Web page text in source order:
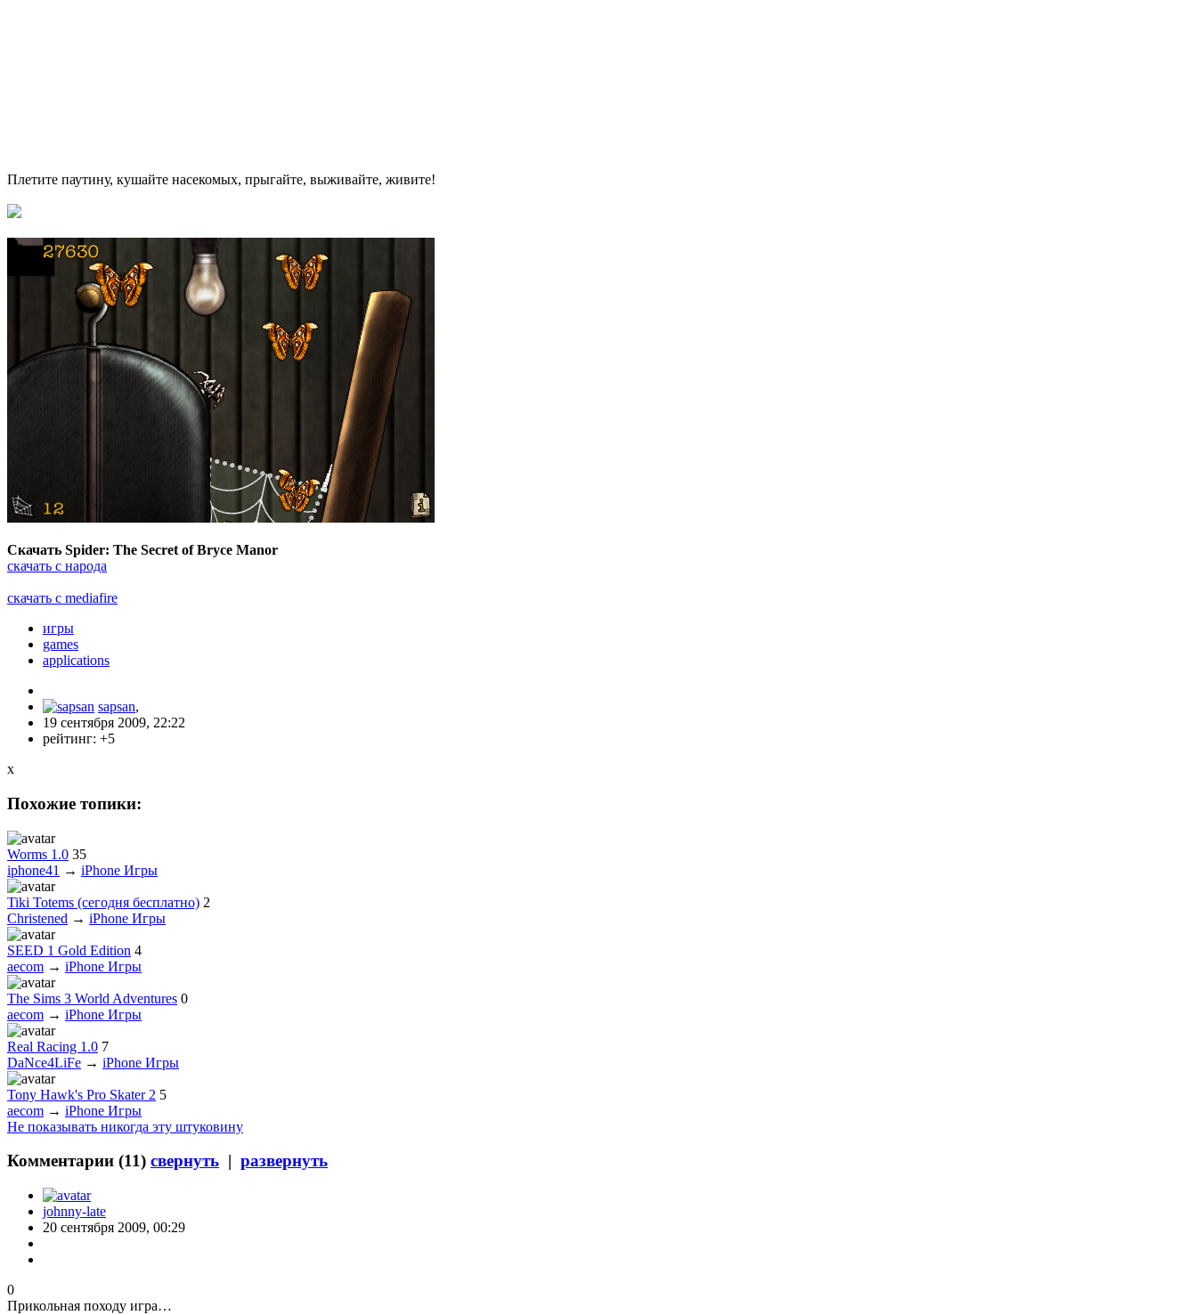
Плетите паутину, кушайте насекомых, прыгайте, выживайте, живите!
Скачать Spider: The Secret of Bryce Manor
скачать с народа
скачать с mediafire
игры
games
applications
sapsan,
19 сентября 2009, 22:22
рейтинг: +5
x
Похожие топики:
Worms 1.0 35
iphone41 → iPhone Игры
Tiki Totems (сегодня бесплатно) 2
Christened → iPhone Игры
SEED 1 Gold Edition 4
aecom → iPhone Игры
The Sims 3 World Adventures 0
aecom → iPhone Игры
Real Racing 1.0 7
DaNce4LiFe → iPhone Игры
Tony Hawk's Pro Skater 2 5
aecom → iPhone Игры
Не показывать никогда эту штуковину
Комментарии (11) свернуть | развернуть
johnny-late
20 сентября 2009, 00:29
0
Прикольная походу игра…